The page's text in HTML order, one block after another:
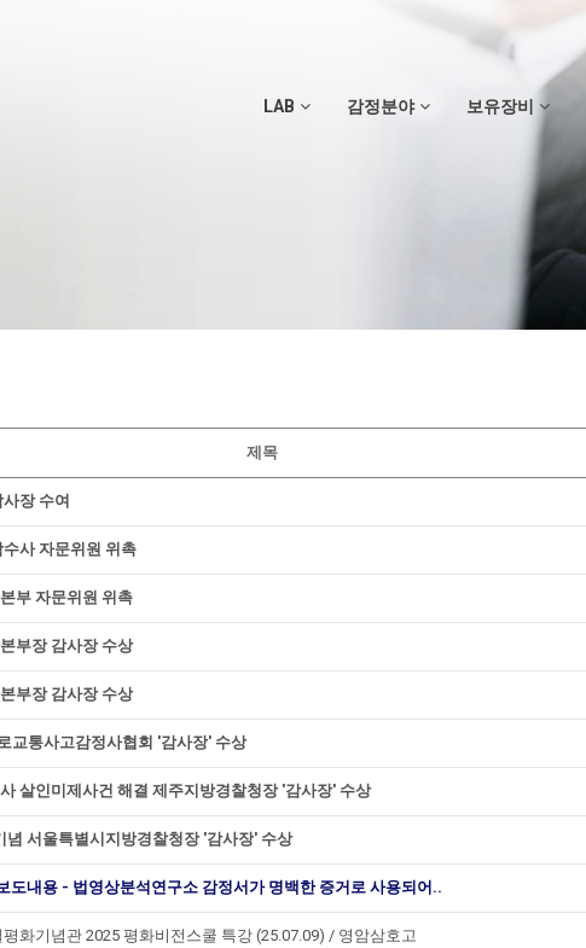
LAB 감정분야 보유장비
제목
장 수여
사 자문위원 위촉
부 자문위원 위촉
부장 감사장 수상
부장 감사장 수상
교통사고감정사협회 '감사장' 수상
살인미제사건 해결 제주지방경찰청장 '감사장' 수상
념 서울특별시지방경찰청장 '감사장' 수상
도내용 - 법영상분석연구소 감정서가 명백한 증거로 사용되어..
화기념관 2025 평화비전스쿨 특강 (25.07.09) / 영암삼호고